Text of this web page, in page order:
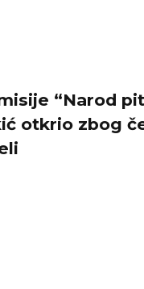
“Narod
otkrio zbog